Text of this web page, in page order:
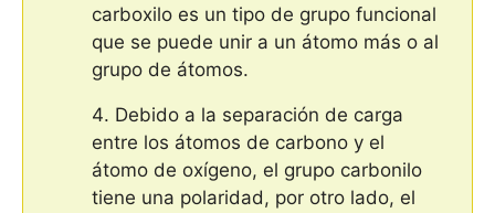
carboxilo es un tipo de grupo funcional
que se puede unir a un átomo más o al
grupo de átomos.
Debido a la separación de carga
entre los átomos de carbono y el
átomo de oxígeno, el grupo carbonilo
tiene una polaridad, por otro lado, el